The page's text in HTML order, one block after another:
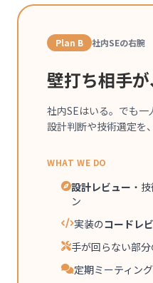
Plan B 社内SEの右腕
壁打ち相手が
社内SEはいる。でも一
設計判断や技術選定を
WHAT WE DO
設計レビュー ・
ン
実装のコードレ
手が回らない部分
定期ミーティン